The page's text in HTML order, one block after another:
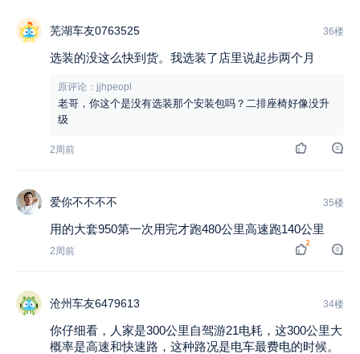
芜湖车友0763525 36楼
选装的没这么快到货。我选装了店里说起步两个月
原评论：jjhpeopl
老哥，你这个是没有选装那个安装包吗？二排座椅好像没升
级
2周前
爱你不不不不 35楼
用的大套950第一次用完才跑480公里高速跑140公里
2周前
2
沧州车友6479613 34楼
你仔细看，人家是300公里自驾游21电耗，这300公里大
概率是高速和快速路，这种路况是电车最费电的时候。